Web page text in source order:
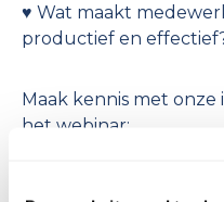
♥️ Wat maakt
productief en
Maak kennis met
het webinar: